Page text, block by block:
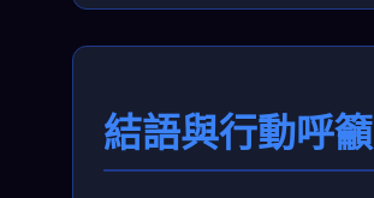
結語與行動呼籲